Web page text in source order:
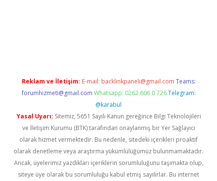
Reklam ve İletişim: E-mail: backlinkpaneli@gmail.com Teams:
forumhizmeti@gmail.com Whatsapp: 0262 606 0 726 Telegram:
@karabul
Yasal Uyarı: Sitemiz, 5651 Sayılı Kanun gereğince Bilgi Teknolojileri
ve İletişim Kurumu (BTK) tarafından onaylanmış bir Yer Sağlayıcı
olarak hizmet vermektedir. Bu nedenle, sitedeki içerikleri proaktif
olarak denetleme veya araştırma yükümlülüğümüz bulunmamaktadır.
Ancak, üyelerimiz yazdıkları içeriklerin sorumluluğunu taşımakta olup,
siteye üye olarak bu sorumluluğu kabul etmiş sayılırlar. Bu internet